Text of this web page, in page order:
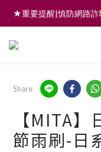
註冊會員享200元購
★重要提醒|慎防網路詐
註冊會員享200元購
Share
【MITA
節雨刷-日